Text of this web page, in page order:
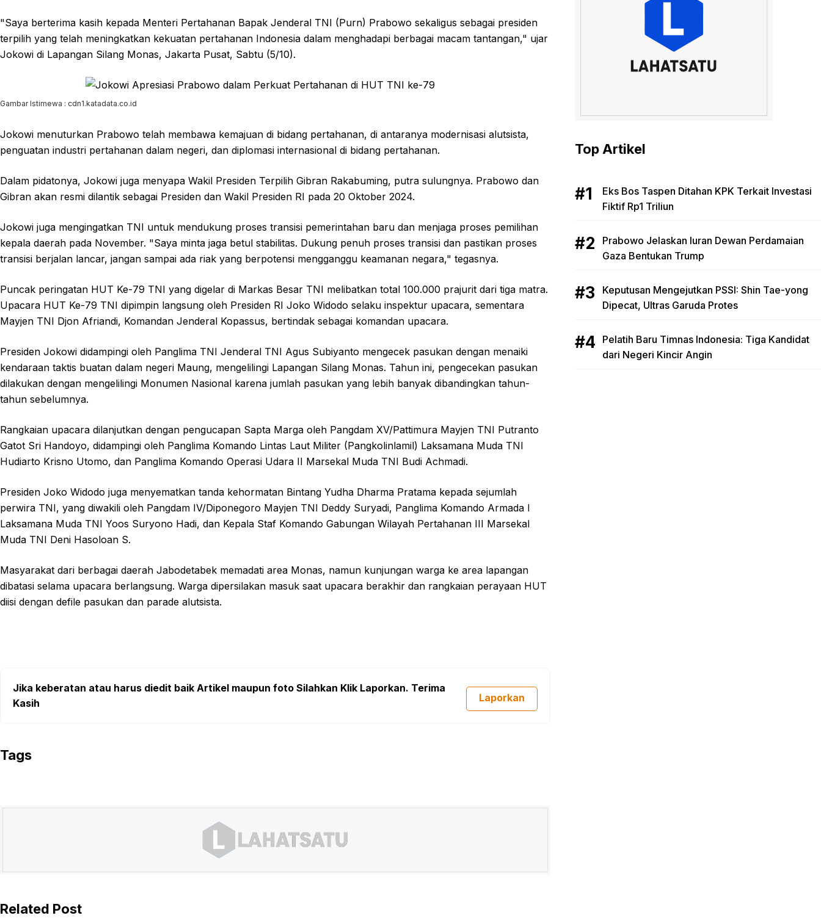
"Saya berterima kasih kepada Menteri Pertahanan Bapak Jenderal TNI (Purn) Prabowo sekaligus sebagai presiden
terpilih yang telah meningkatkan kekuatan pertahanan Indonesia dalam menghadapi berbagai macam tantangan," ujar
Jokowi di Lapangan Silang Monas, Jakarta Pusat, Sabtu (5/10).
Gambar Istimewa : cdn1.katadata.co.id
Jokowi menuturkan Prabowo telah membawa kemajuan di bidang pertahanan, di antaranya modernisasi alutsista,
penguatan industri pertahanan dalam negeri, dan diplomasi internasional di bidang pertahanan.
Dalam pidatonya, Jokowi juga menyapa Wakil Presiden Terpilih Gibran Rakabuming, putra sulungnya. Prabowo dan
Gibran akan resmi dilantik sebagai Presiden dan Wakil Presiden RI pada 20 Oktober 2024.
Jokowi juga mengingatkan TNI untuk mendukung proses transisi pemerintahan baru dan menjaga proses pemilihan
kepala daerah pada November. "Saya minta jaga betul stabilitas. Dukung penuh proses transisi dan pastikan proses
transisi berjalan lancar, jangan sampai ada riak yang berpotensi mengganggu keamanan negara," tegasnya.
Puncak peringatan HUT Ke-79 TNI yang digelar di Markas Besar TNI melibatkan total 100.000 prajurit dari tiga matra.
Upacara HUT Ke-79 TNI dipimpin langsung oleh Presiden RI Joko Widodo selaku inspektur upacara, sementara
Mayjen TNI Djon Afriandi, Komandan Jenderal Kopassus, bertindak sebagai komandan upacara.
Presiden Jokowi didampingi oleh Panglima TNI Jenderal TNI Agus Subiyanto mengecek pasukan dengan menaiki
kendaraan taktis buatan dalam negeri Maung, mengelilingi Lapangan Silang Monas. Tahun ini, pengecekan pasukan
dilakukan dengan mengelilingi Monumen Nasional karena jumlah pasukan yang lebih banyak dibandingkan tahun-
tahun sebelumnya.
Rangkaian upacara dilanjutkan dengan pengucapan Sapta Marga oleh Pangdam XV/Pattimura Mayjen TNI Putranto
Gatot Sri Handoyo, didampingi oleh Panglima Komando Lintas Laut Militer (Pangkolinlamil) Laksamana Muda TNI
Hudiarto Krisno Utomo, dan Panglima Komando Operasi Udara II Marsekal Muda TNI Budi Achmadi.
Presiden Joko Widodo juga menyematkan tanda kehormatan Bintang Yudha Dharma Pratama kepada sejumlah
perwira TNI, yang diwakili oleh Pangdam IV/Diponegoro Mayjen TNI Deddy Suryadi, Panglima Komando Armada I
Laksamana Muda TNI Yoos Suryono Hadi, dan Kepala Staf Komando Gabungan Wilayah Pertahanan III Marsekal
Muda TNI Deni Hasoloan S.
Masyarakat dari berbagai daerah Jabodetabek memadati area Monas, namun kunjungan warga ke area lapangan
dibatasi selama upacara berlangsung. Warga dipersilakan masuk saat upacara berakhir dan rangkaian perayaan HUT
diisi dengan defile pasukan dan parade alutsista.
Jika keberatan atau harus diedit baik Artikel maupun foto Silahkan Klik Laporkan. Terima
Kasih
Laporkan
Tags
Related Post
Top Artikel
Eks Bos Taspen Ditahan KPK Terkait Investasi
Fiktif Rp1 Triliun
Prabowo Jelaskan Iuran Dewan Perdamaian
Gaza Bentukan Trump
Keputusan Mengejutkan PSSI: Shin Tae-yong
Dipecat, Ultras Garuda Protes
Pelatih Baru Timnas Indonesia: Tiga Kandidat
dari Negeri Kincir Angin